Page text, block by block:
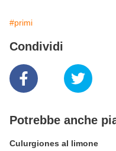
#primi
Condividi
Potrebbe anche
Culurgiones al limone